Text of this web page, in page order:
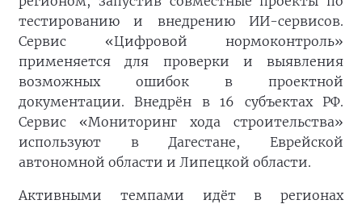
тестированию и внедрению ИИ-сервисов.
Сервис «Цифровой нормоконтроль»
применяется для проверки и выявления
возможных ошибок в проектной
документации. Внедрён в 16 субъектах РФ.
Сервис «Мониторинг хода строительства»
используют в Дагестане, Еврейской
автономной области и Липецкой области.
Активными темпами идёт в регионах